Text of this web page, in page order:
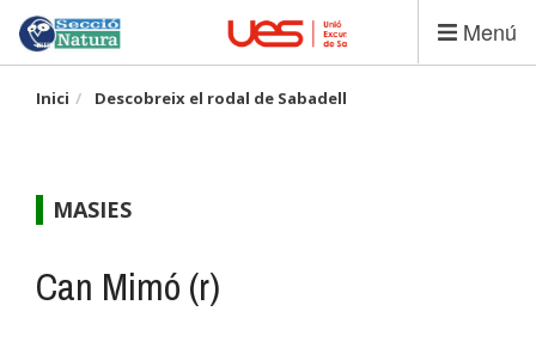
Vés
contingut
Menú
Inici Descobreix el rodal de Sabadell
MASIES
Can Mimó (r)